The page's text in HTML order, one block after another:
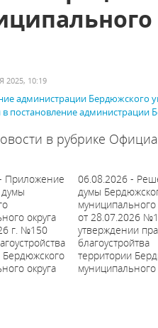
2025, 10:19
администрации Бердюжского
постановление администрации
в рубрике
Приложение
округа
г. №150
Бердюжского
округа
06.08.2026 -
думы
муниципального
от 28.07.2026
утверждении
благоустройтва
территории
муниципального